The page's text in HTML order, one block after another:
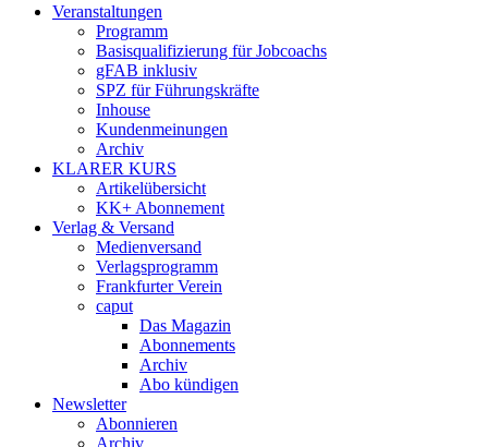
Veranstaltungen
Programm
Basisqualifizierung für Jobcoachs
gFAB inklusiv
SPZ für Führungskräfte
Inhouse
Kundenmeinungen
Archiv
KLARER KURS
Artikelübersicht
KK+ Abonnement
Verlag & Versand
Medienversand
Verlagsprogramm
Frankfurter Verein
caput
Das Magazin
Abonnements
Archiv
Abo kündigen
Newsletter
Abonnieren
Archiv